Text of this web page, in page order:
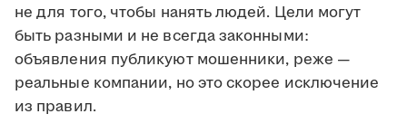
не для того, чтобы нанять людей. Цели могут
быть разными и не всегда законными:
объявления публикуют мошенники, реже —
реальные компании, но это скорее исключение
из правил.